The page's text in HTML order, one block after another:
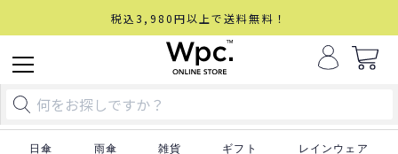
税込3,980円以上で送料無料！
日傘 雨傘 雑貨 ギフト レインウェア